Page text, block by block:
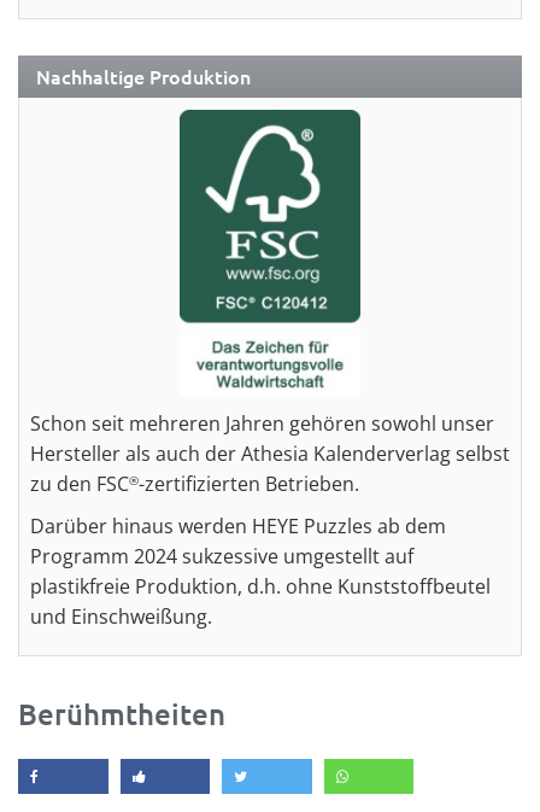
Nachhaltige Produktion
Schon seit mehreren Jahren gehören sowohl unser
Hersteller als auch der Athesia Kalenderverlag selbst
zu den FSC®-zertifizierten Betrieben.
Darüber hinaus werden HEYE Puzzles ab dem
Programm 2024 sukzessive umgestellt auf
plastikfreie Produktion, d.h. ohne Kunststoffbeutel
und Einschweißung.
Berühmtheiten